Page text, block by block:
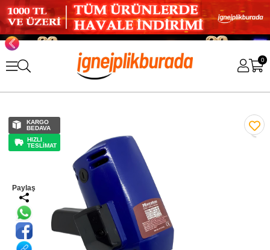
0
KARGO
BEDAVA
HIZLI
TESLİMAT
Paylaş